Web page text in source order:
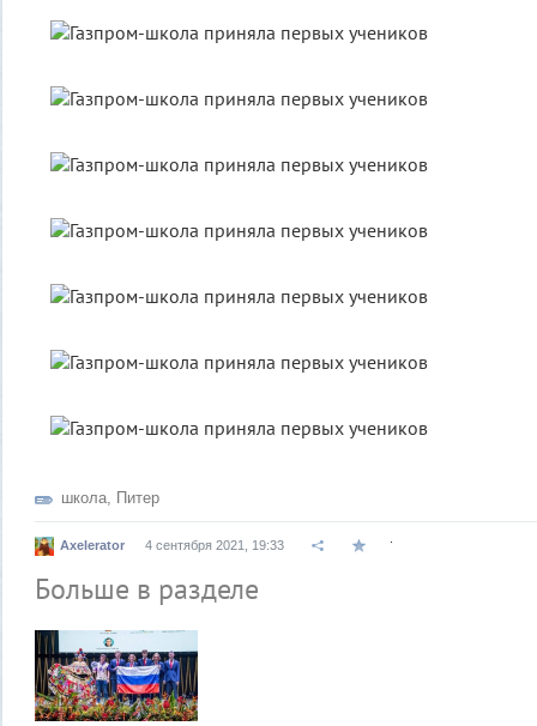
школа, Питер
Axelerator 4 сентября 2021, 19:33
Больше в разделе